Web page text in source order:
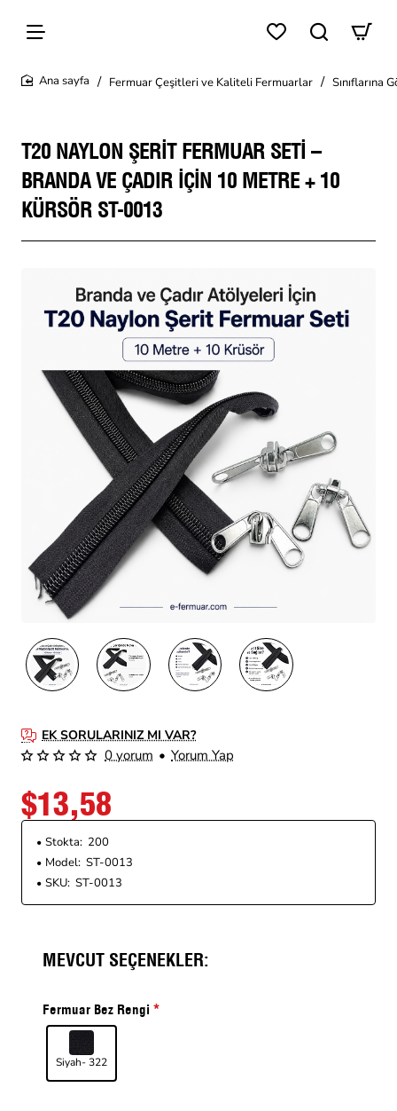
Fermuar Çeşitleri ve Kaliteli Fermuarlar Sınıflarına
T20 NAYLON ŞERIT FERMUAR SETI –
BRANDA VE ÇADIR İÇIN 10 METRE + 10
KÜRSÖR ST-0013
EK SORULARINIZ MI VAR?
0 yorum • Yorum Yap
$13,58
Stokta: 200
Model: ST-0013
SKU: ST-0013
MEVCUT SEÇENEKLER:
Fermuar Bez Rengi
Siyah- 322